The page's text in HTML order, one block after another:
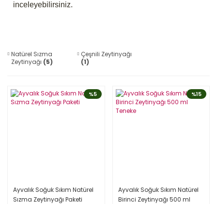
inceleyebilirsiniz.
Natürel Sızma
Zeytinyağı (5)
Çeşnili Zeytinyağı
(1)
%5
Ayvalık Soğuk Sıkım Natürel
Sızma Zeytinyağı Paketi
%15
Ayvalık Soğuk Sıkım Natürel
Birinci Zeytinyağı 500 ml